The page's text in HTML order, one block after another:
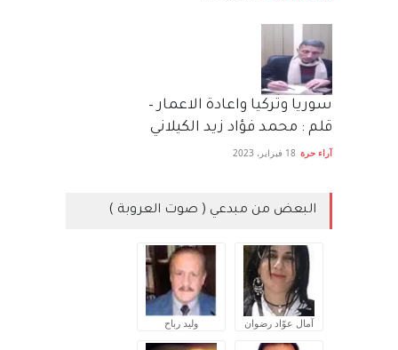
سوريا وتركيا واعادة الاعمار –
قلم : محمد فؤاد زيد الكيلاني
آراء حرة 18 فبراير، 2023
البعض من مبدعي ( صوت العروبة )
آمال عوّاد رضوان وليد رباح